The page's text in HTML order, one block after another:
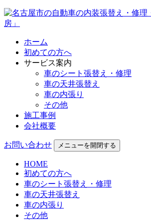
ホーム
初めての方へ
サービス案内
車のシート張替え・修理
車の天井張替え
車の内張り
その他
施工事例
会社概要
お問い合わせ メニューを開閉する
HOME
初めての方へ
車のシート張替え・修理
車の天井張替え
車の内張り
その他